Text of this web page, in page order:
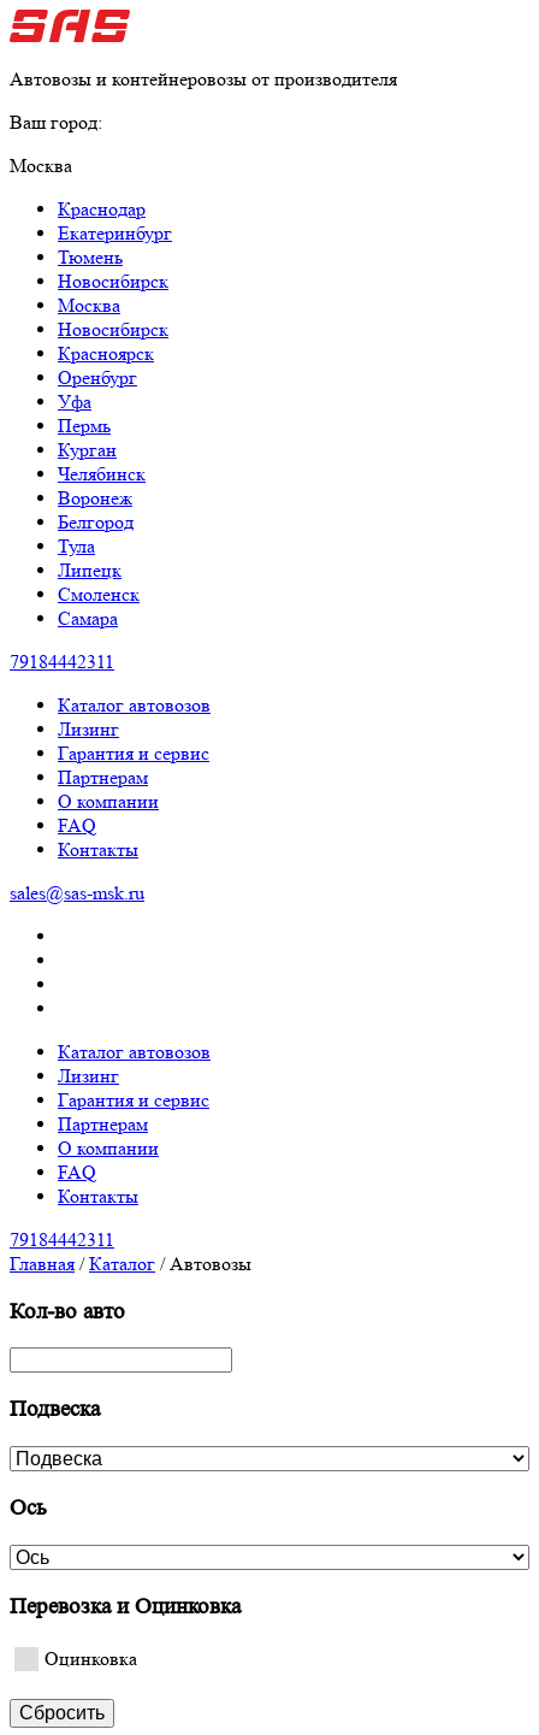
Автовозы и контейнеровозы от производителя
Ваш город:
Москва
Краснодар
Екатеринбург
Тюмень
Новосибирск
Москва
Новосибирск
Красноярск
Оренбург
Уфа
Пермь
Курган
Челябинск
Воронеж
Белгород
Тула
Липецк
Смоленск
Самара
79184442311
Каталог автовозов
Лизинг
Гарантия и сервис
Партнерам
О компании
FAQ
Контакты
sales@sas-msk.ru
Каталог автовозов
Лизинг
Гарантия и сервис
Партнерам
О компании
FAQ
Контакты
79184442311
Главная /Каталог /Автовозы
Кол-во авто
Подвеска
Ось
Перевозка и Оцинковка
Оцинковка
Сбросить